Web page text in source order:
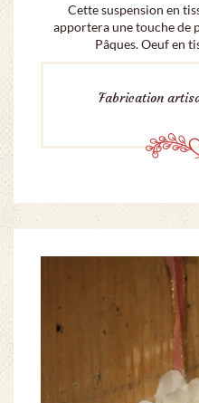
Cette suspension en
apportera une touche de
Pâques. Oeuf en
Fabrication